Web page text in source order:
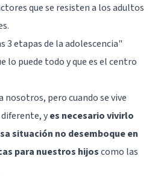
que se resisten a los adultos
3 etapas de la adolescencia"
lo puede todo y que es el centro
nosotros, pero cuando se vive
yes necesario vivirlo
situación no desemboque en
para nuestros hijoscomo las